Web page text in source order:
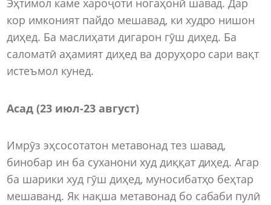
Эҳтимол каме хароҷоти ногаҳонӣ шавад. Дар
кор имконият пайдо мешавад, ки худро нишон
диҳед. Ба маслиҳати дигарон гӯш диҳед. Ба
саломатӣ аҳамият диҳед ва доруҳоро сари вақт
истеъмол кунед.
Асад (23 июл-23 август)
Имрӯз эҳсосотатон метавонад тез шавад,
бинобар ин ба суханони худ диққат диҳед. Агар
ба шарики худ гӯш диҳед, муносибатҳо беҳтар
мешаванд. Як нақша метавонад бо сабаби пулӣ